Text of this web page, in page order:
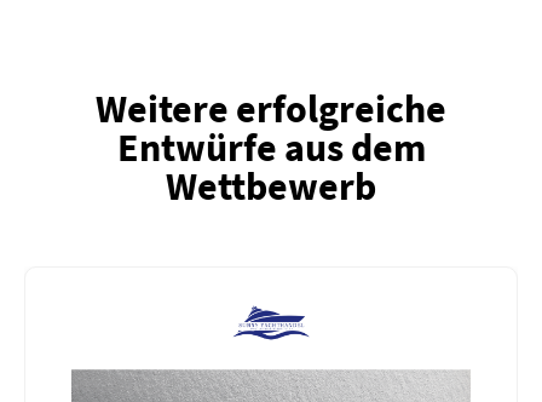
Weitere erfolgreiche
Entwürfe aus dem
Wettbewerb